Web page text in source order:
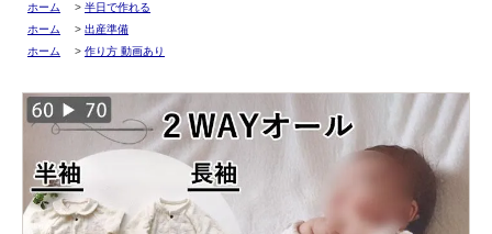
ホーム
> 半日で作れる
ホーム
> 出産準備
ホーム
> 作り方 動画あり